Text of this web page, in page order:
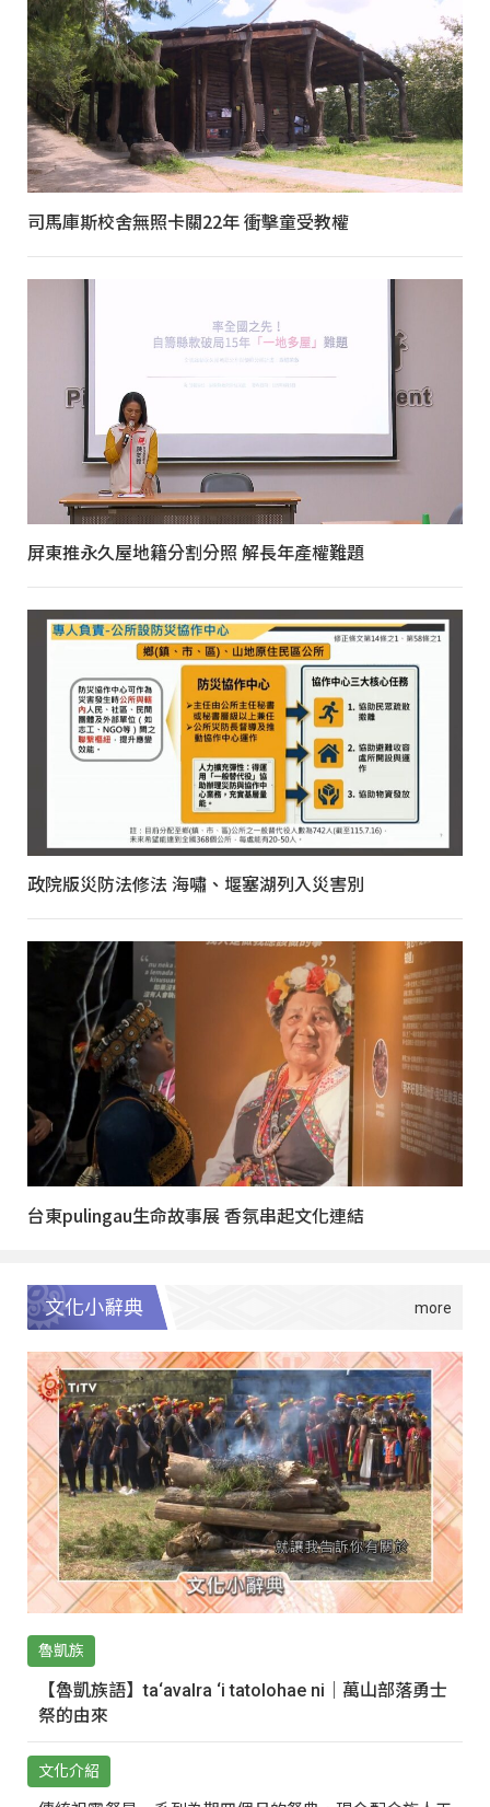
司馬庫斯校舍無照卡關22年 衝擊童受教權
屏東推永久屋地籍分割分照 解長年產權難題
政院版災防法修法 海嘯、堰塞湖列入災害別
台東pulingau生命故事展 香氛串起文化連結
文化小辭典
魯凱族
【魯凱族語】ta‘avalra ‘i tatolohae ni｜萬山部落勇士
祭的由來
文化介紹